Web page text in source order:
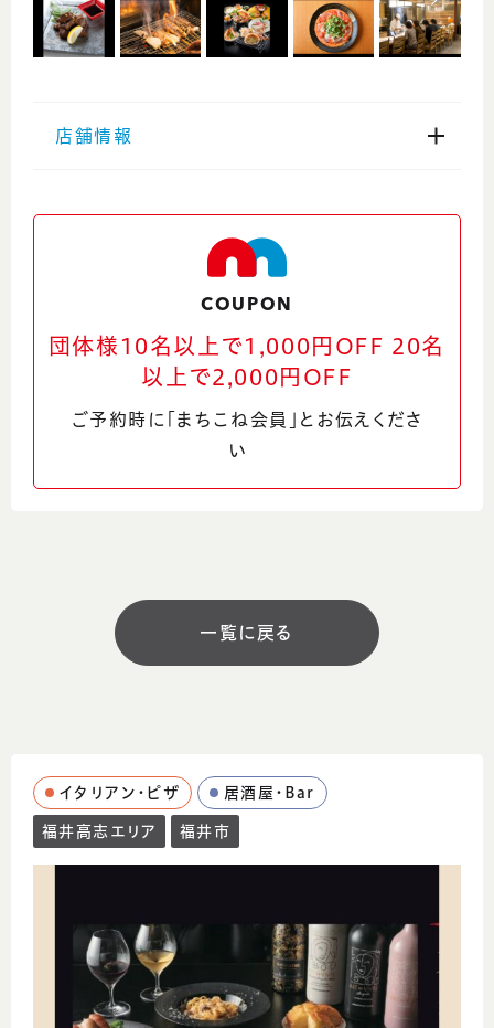
店舗情報
福井県福井市二の宮2丁目8番75号
0776-22-2235
http://bonta.co.jp/honten-ninomiya/
営業時間
火曜日（祝日、祝前日は営業）
コメント
ぼんた本店の居心地良い空間で、福井の土地
の新鮮な魚介や黒毛和牛、旬の野菜などを使
COUPON
団体様10名以上で1,000円OFF 20名
以上で2,000円OFF
ご予約時に「まちこね会員」とお伝えくださ
い
一覧に戻る
イタリアン・ピザ
居酒屋・Bar
福井高志エリア
福井市